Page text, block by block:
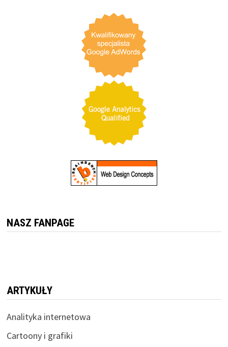
NASZ FANPAGE
ARTYKUŁY
Analityka internetowa
Cartoony i grafiki